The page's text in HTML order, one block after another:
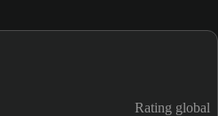
Rating global